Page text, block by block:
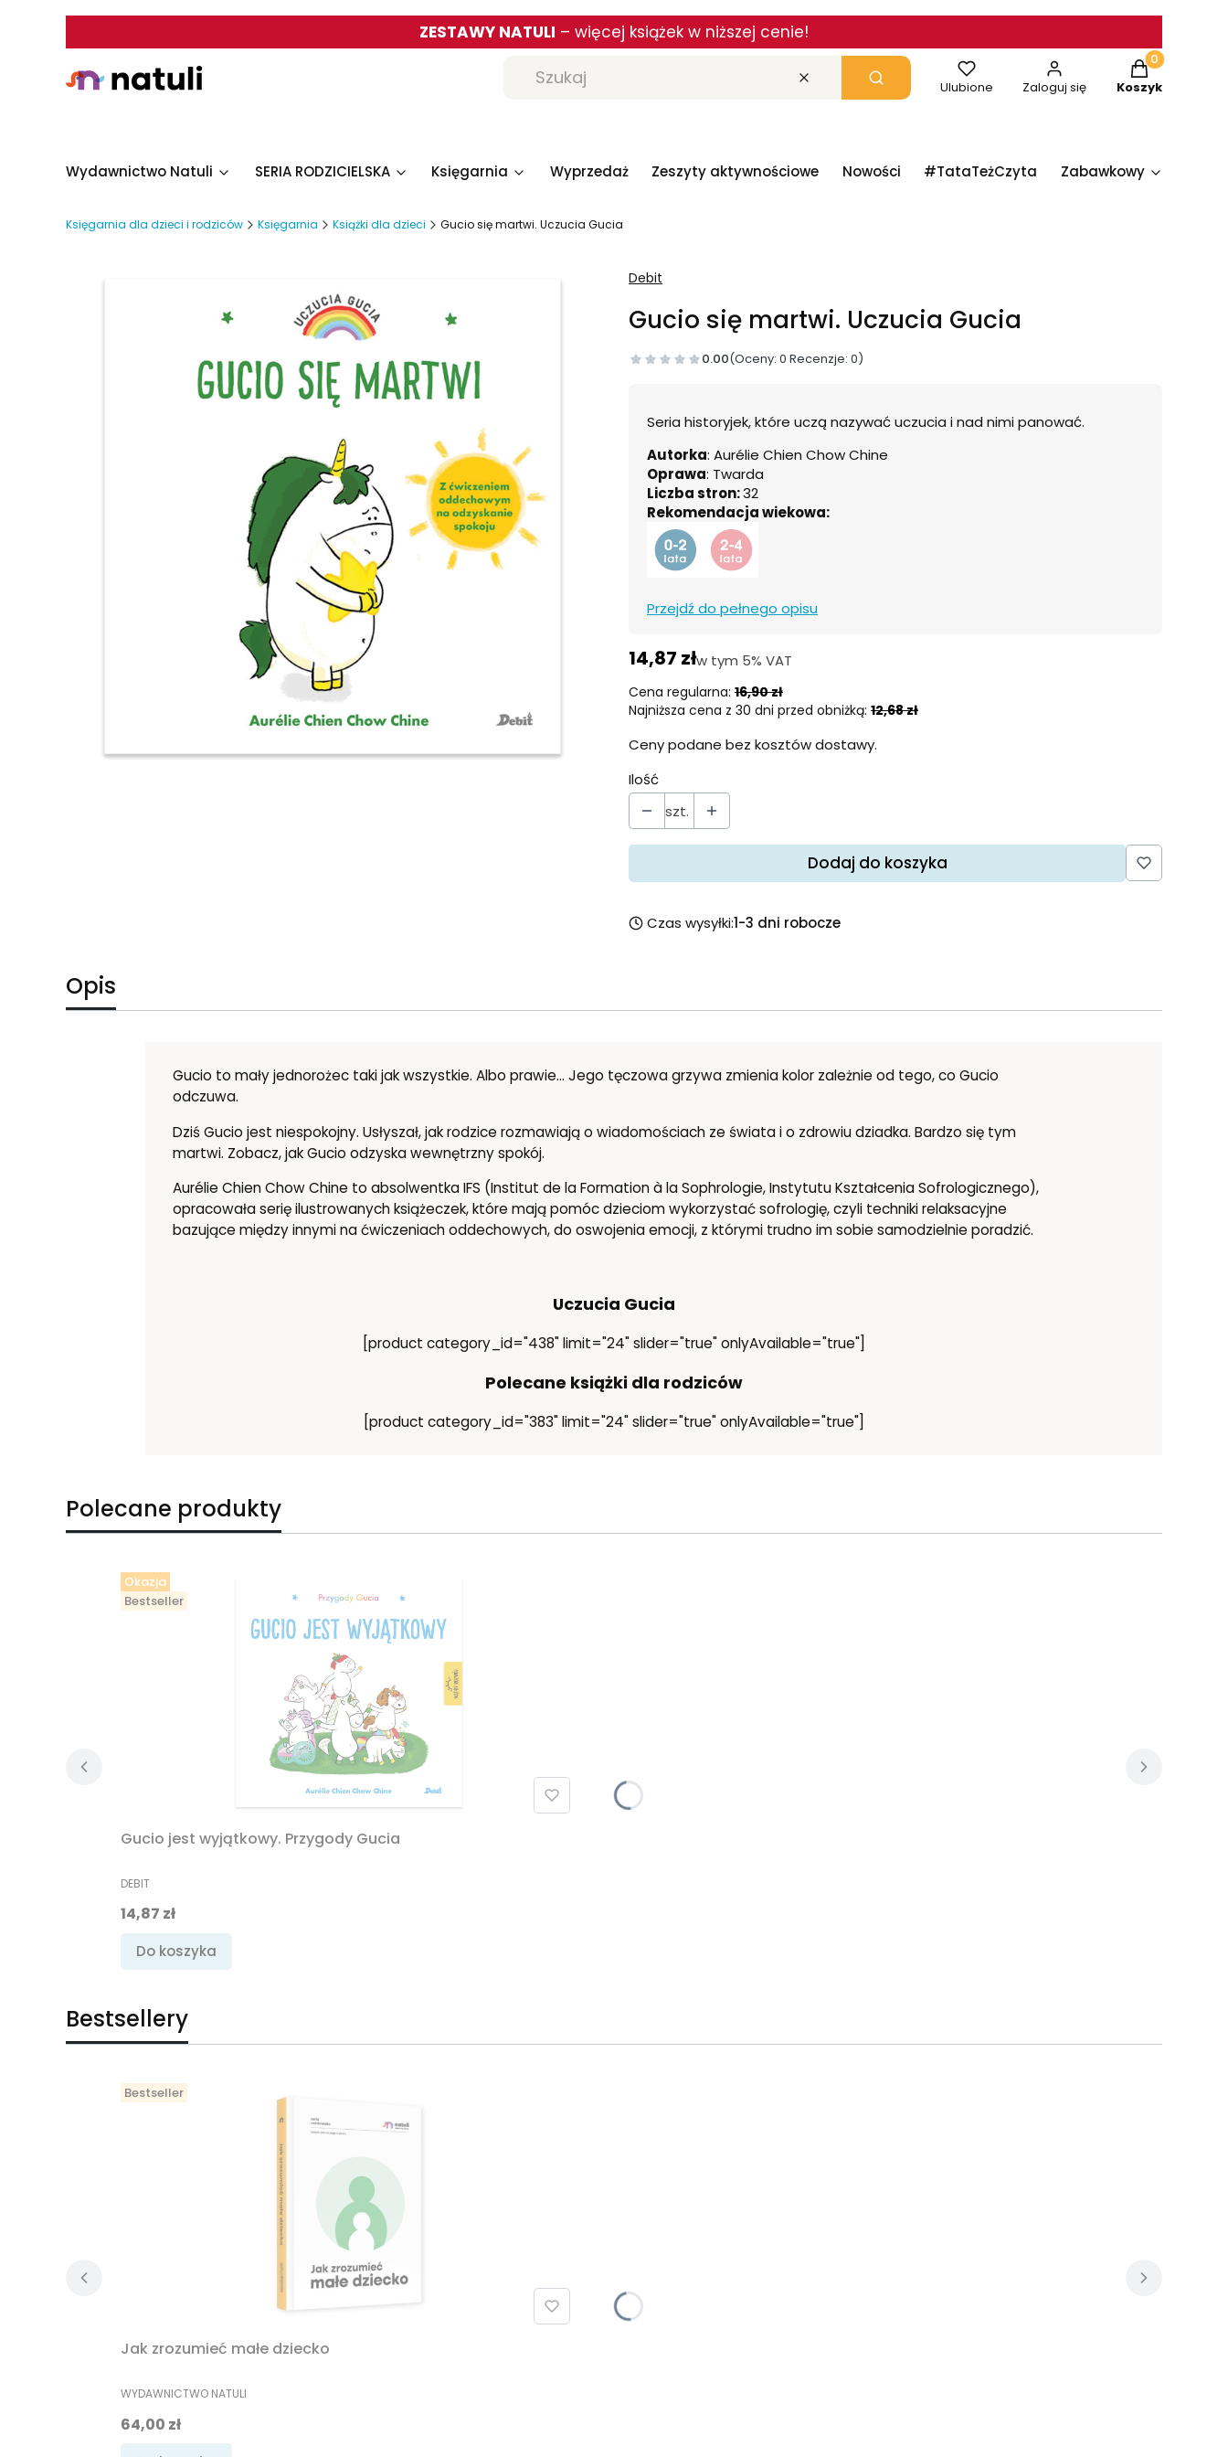
ZESTAWY NATULI – więcej książek w niższej cenie!
Wyczyść Szukaj Ulubione Zaloguj się
Produkty w
Koszyk
Wydawnictwo Natuli SERIA RODZICIELSKA Księgarnia Wyprzedaż Zeszyty aktywnościowe Nowości #TataTeżCzyta Zabawkowy
Księgarnia dla dzieci i rodziców Księgarnia Książki dla dzieci Gucio się martwi. Uczucia Gucia
Debit
Gucio się martwi. Uczucia Gucia
0.00(Oceny: 0 Recenzje: 0)
Seria historyjek, które uczą nazywać uczucia i nad nimi panować.
Autorka: Aurélie Chien Chow Chine
Oprawa: Twarda
Liczba stron:32
Rekomendacja wiekowa:
Przejdź do pełnego opisu
14,87 złw tym 5% VAT
w tym 5% VAT
Cena regularna: 16,90 zł
Najniższa cena z 30 dni przed obniżką: 12,68 zł
Ceny podane bez kosztów dostawy.
Ilość
szt.
Dodaj do koszyka
Czas wysyłki:1-3 dni robocze
Opis
Gucio to mały jednorożec taki jak wszystkie. Albo prawie… Jego tęczowa grzywa zmienia kolor zależnie od tego, co Gucio
odczuwa.
Dziś Gucio jest niespokojny. Usłyszał, jak rodzice rozmawiają o wiadomościach ze świata i o zdrowiu dziadka. Bardzo się tym
martwi. Zobacz, jak Gucio odzyska wewnętrzny spokój.
Aurélie Chien Chow Chine to absolwentka IFS (Institut de la Formation à la Sophrologie, Instytutu Kształcenia Sofrologicznego),
opracowała serię ilustrowanych książeczek, które mają pomóc dzieciom wykorzystać sofrologię, czyli techniki relaksacyjne
bazujące między innymi na ćwiczeniach oddechowych, do oswojenia emocji, z którymi trudno im sobie samodzielnie poradzić.
Uczucia Gucia
[product category_id="438" limit="24" slider="true" onlyAvailable="true"]
Polecane książki dla rodziców
[product category_id="383" limit="24" slider="true" onlyAvailable="true"]
Polecane produkty
Okazja
Bestseller
Gucio jest wyjątkowy. Przygody Gucia
PRODUCENT
DEBIT
Cena promocyjna
14,87 zł
Do koszyka
Bestsellery
Bestseller
Jak zrozumieć małe dziecko
PRODUCENT
WYDAWNICTWO NATULI
Cena
64,00 zł